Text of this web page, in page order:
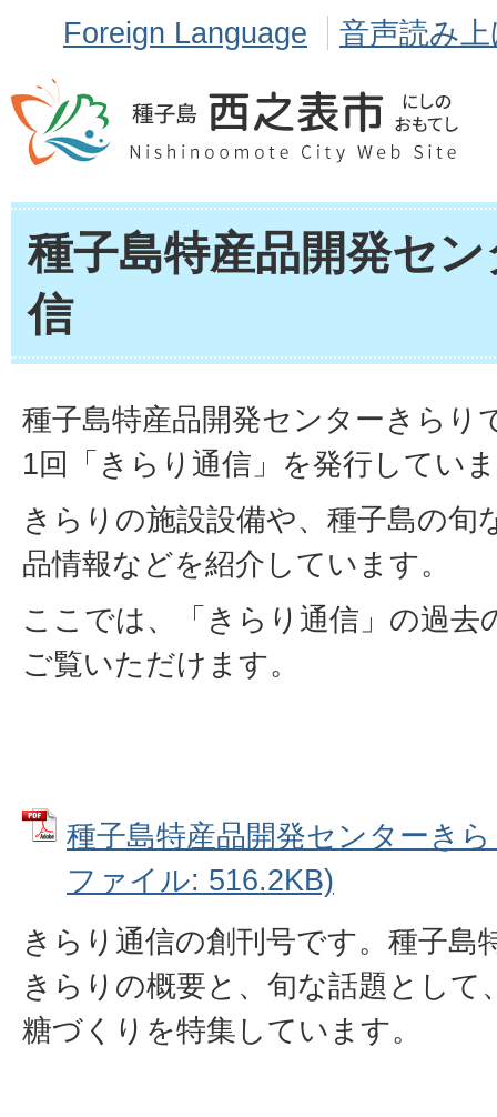
Foreign Language 音声読み
種子島特産品開発セ
信
種子島特産品開発センターきらり
1回「きらり通信」を発行してい
きらりの施設設備や、種子島の旬
品情報などを紹介しています。
ここでは、「きらり通信」の過去
ご覧いただけます。
種子島特産品開発センターき
ファイル: 516.2KB)
きらり通信の創刊号です。種子島
きらりの概要と、旬な話題として
糖づくりを特集しています。